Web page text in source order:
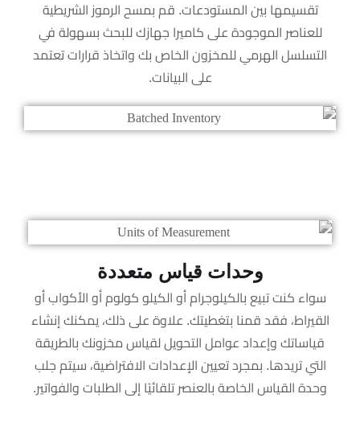
تقسيمها بين المستودعات. قم بمسح الرموز الشريطية
للعناصر الموجودة على كاميرا جهازك للبحث بسهولة في
التسلسل الهرمي للمخزون الخاص بك واتخاذ قرارات تعتمد
على البيانات.
وحدات قياس متعددة
سواء كنت تبيع بالكيلوجرام أو الكيلو كولوم أو الأكواب أو
القيراط، فقد قمنا بتغطيتك. علاوة على ذلك، يمكنك إنشاء
قياساتك وإعداد عوامل التحويل لقياس مخزونك بالطريقة
التي تريدها. بمجرد تعيين الإعدادات الافتراضية، سيتم جلب
وحدة القياس الخاصة بالعنصر تلقائيًا إلى الطلبات والفواتير.